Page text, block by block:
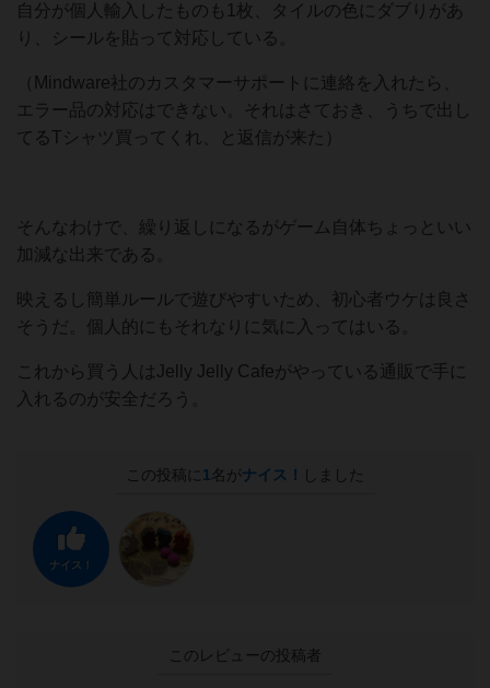
自分が個人輸入したものも1枚、タイルの色にダブりがあ
り、シールを貼って対応している。
（Mindware社のカスタマーサポートに連絡を入れたら、
エラー品の対応はできない。それはさておき、うちで出し
てるTシャツ買ってくれ、と返信が来た）
そんなわけで、繰り返しになるがゲーム自体ちょっといい
加減な出来である。
映えるし簡単ルールで遊びやすいため、初心者ウケは良さ
そうだ。個人的にもそれなりに気に入ってはいる。
これから買う人はJelly Jelly Cafeがやっている通販で手に
入れるのが安全だろう。
この投稿に 1 名がナイス！ しました
ナイス！
このレビューの投稿者